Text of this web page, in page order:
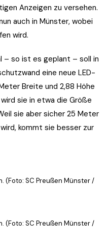
Anzeigen zu versehen.
auch in Münster, wobei
wird.
– so ist es geplant – soll in
eine neue LED-
Breite und 2,88 Höhe
sie in etwa die Größe
sie aber sicher 25 Meter
kommt sie besser zur
(Foto: SC Preußen Münster /
(Foto: SC Preußen Münster /